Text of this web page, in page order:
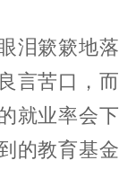
泪簌簌地落
言苦口，而
就业率会下
的教育基金